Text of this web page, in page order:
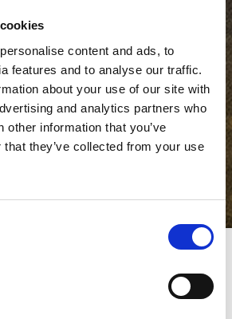
content and ads, to
features and to analyse our traffic.
about your use of our site with
and analytics partners who
other information that you’ve
they’ve collected from your use
Softwarelösung